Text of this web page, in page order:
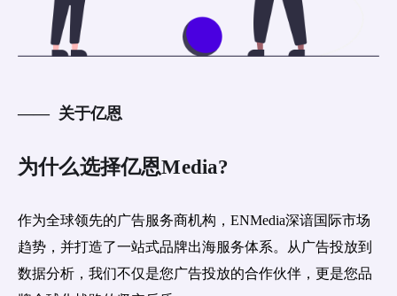
—— 关于亿恩
为什么选择亿恩Media?
作为全球领先的广告服务商机构，ENMedia深谙国际市场
趋势，并打造了一站式品牌出海服务体系。从广告投放到
数据分析，我们不仅是您广告投放的合作伙伴，更是您品